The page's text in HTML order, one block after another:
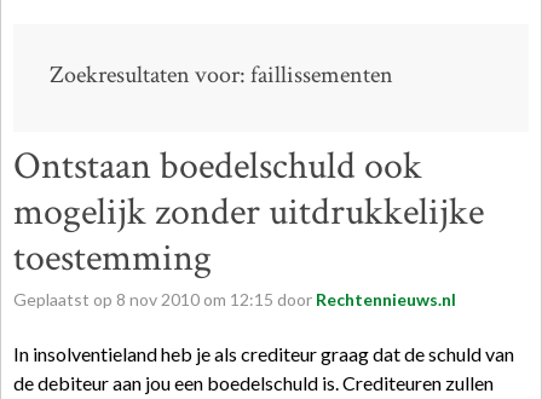
Zoekresultaten voor: faillissementen
Ontstaan boedelschuld ook
mogelijk zonder uitdrukkelijke
toestemming
Geplaatst op 8 nov 2010 om 12:15 door Rechtennieuws.nl
In insolventieland heb je als crediteur graag dat de schuld van
de debiteur aan jou een boedelschuld is. Crediteuren zullen